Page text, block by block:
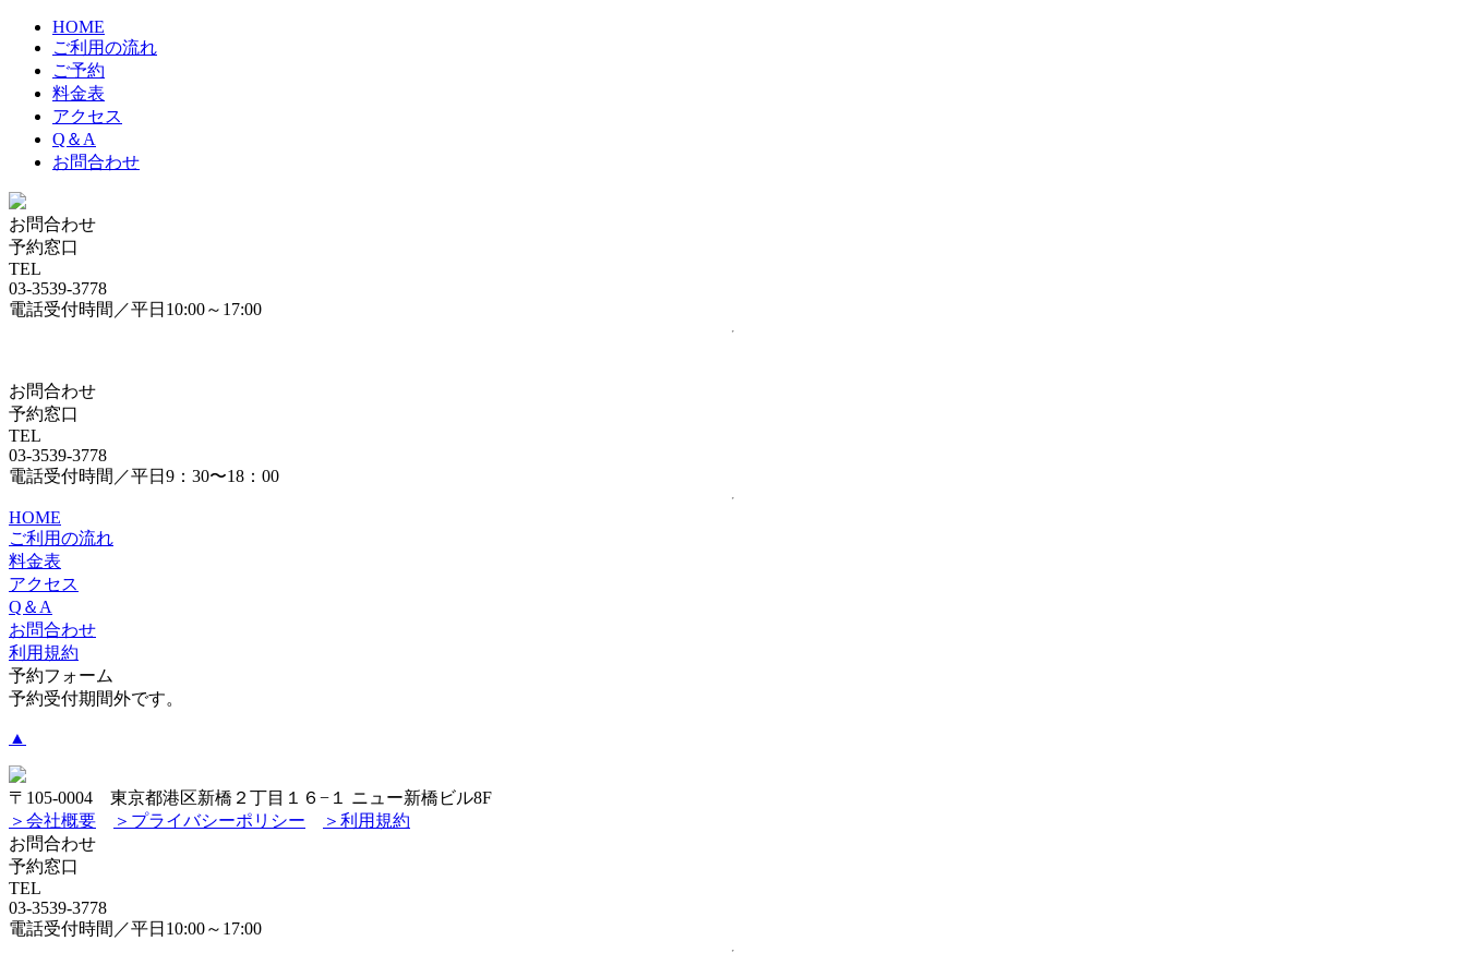
HOME
ご利用の流れ
ご予約
料金表
アクセス
Q＆A
お問合わせ
お問合わせ
予約窓口
TEL
03-3539-3778
電話受付時間／平日10:00～17:00
お問合わせ
予約窓口
TEL
03-3539-3778
電話受付時間／平日9：30〜18：00
HOME
ご利用の流れ
料金表
アクセス
Q＆A
お問合わせ
利用規約
予約フォーム
予約受付期間外です。
▲
〒105-0004 東京都港区新橋２丁目１６−１ ニュー新橋ビル8F
＞会社概要
＞プライバシーポリシー
＞利用規約
お問合わせ
予約窓口
TEL
03-3539-3778
電話受付時間／平日10:00～17:00